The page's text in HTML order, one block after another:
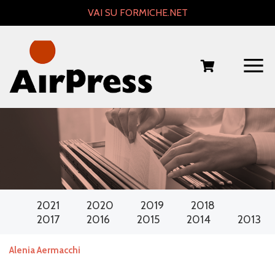
VAI SU FORMICHE.NET
2021 2020 2019
2018
2017
2016 2015 2014 2013
Alenia Aermacchi